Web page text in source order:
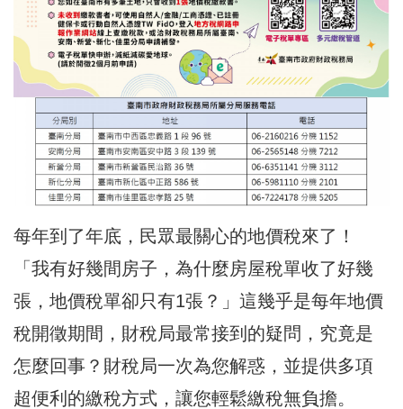
每年到了年底，民眾最關心的地價稅來了！
「我有好幾間房子，為什麼房屋稅單收了好幾
張，地價稅單卻只有1張？」這幾乎是每年地價
稅開徵期間，財稅局最常接到的疑問，究竟是
怎麼回事？財稅局一次為您解惑，並提供多項
超便利的繳稅方式，讓您輕鬆繳稅無負擔。